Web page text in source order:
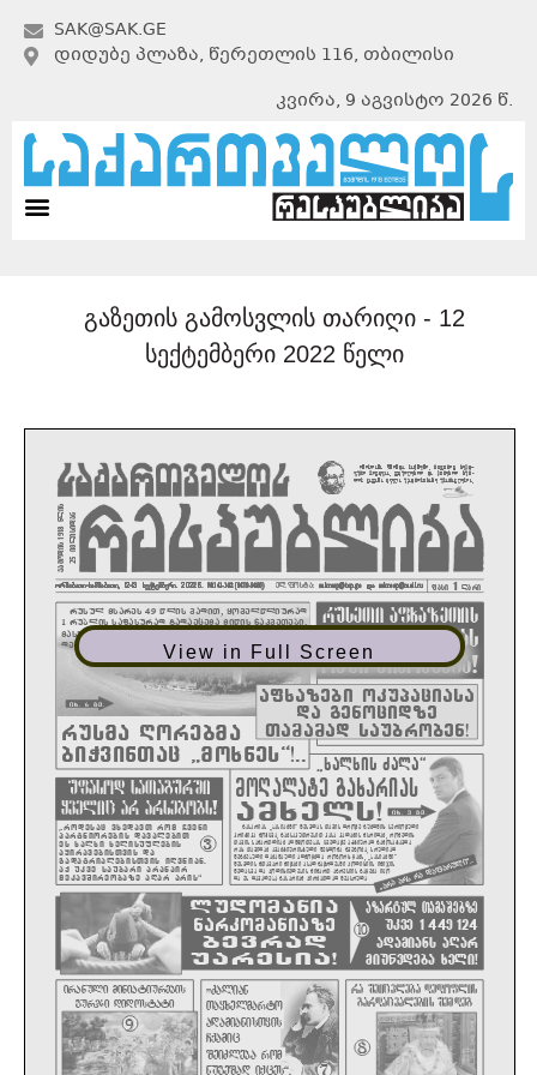
SAK@SAK.GE
ᲓᲘᲓᲣᲑᲔ ᲞᲚᲐᲖᲐ, ᲬᲔᲠᲔᲗᲚᲘᲡ 116, ᲗᲑᲘᲚᲘᲡᲘ
კვირა, 9 აგვისტო 2026 წ.
გაზეთის გამოსვლის თარიღი - 12
სექტემბერი 2022 წელი
View in Full Screen